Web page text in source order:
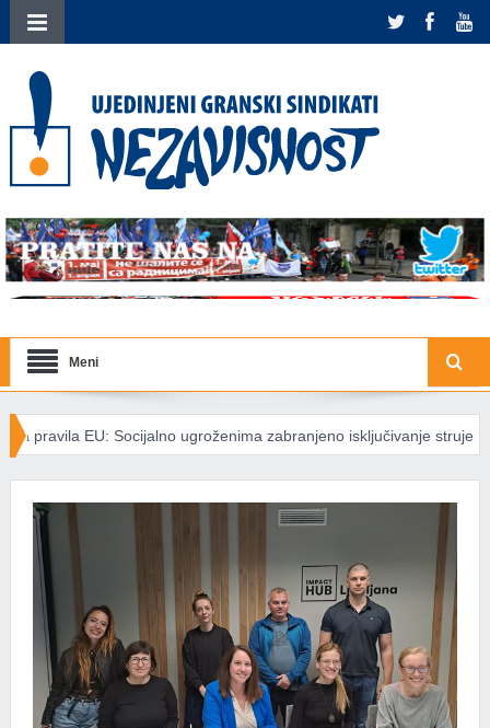
Meni
ugroženima zabranjeno isključivanje struje Međunarodna